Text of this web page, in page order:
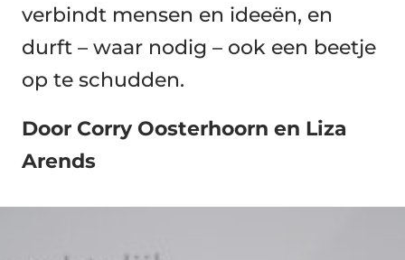
verbindt mensen en ideeën, en
durft – waar nodig – ook een beetje
op te schudden.
Door Corry Oosterhoorn en Liza
Arends